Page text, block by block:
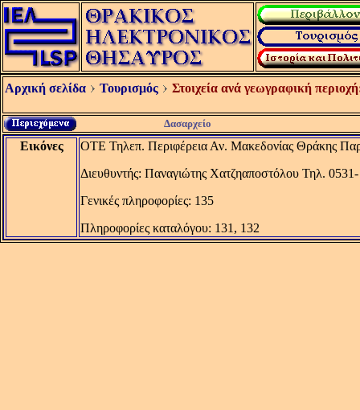
Αρχική σελίδα Τουρισμός Στοιχεία ανά γεωγραφική
Δασαρχείο
Εικόνες
ΟΤΕ Τηλεπ. Περιφέρεια Αν. Μακεδονίας Θράκης
Διευθυντής: Παναγιώτης Χατζηαποστόλου Τηλ.
Γενικές πληροφορίες: 135
Πληροφορίες καταλόγου: 131, 132